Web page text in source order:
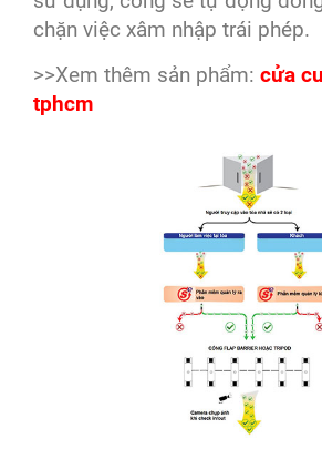
chặn việc xâm nhập trái phép.
>>Xem thêm sản phẩm: cửa
tphcm